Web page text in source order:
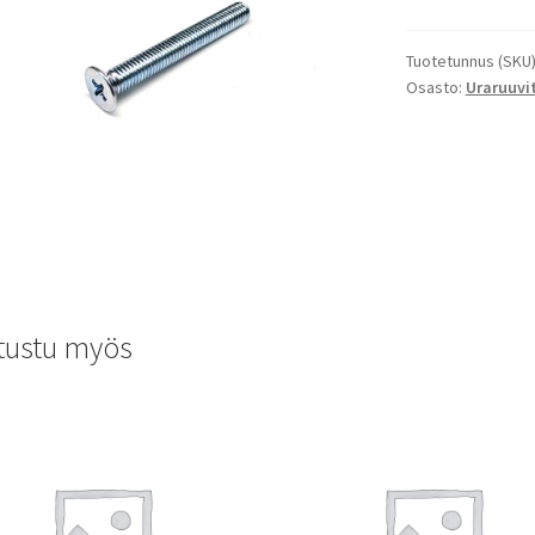
Tuotetunnus
Osasto:
myös